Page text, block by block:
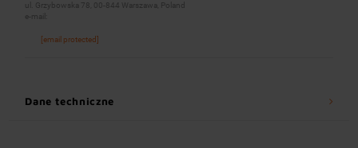
ul. Grzybowska 78, 00-844 Warszawa, Poland
e-mail:
[email protected]
Dane techniczne